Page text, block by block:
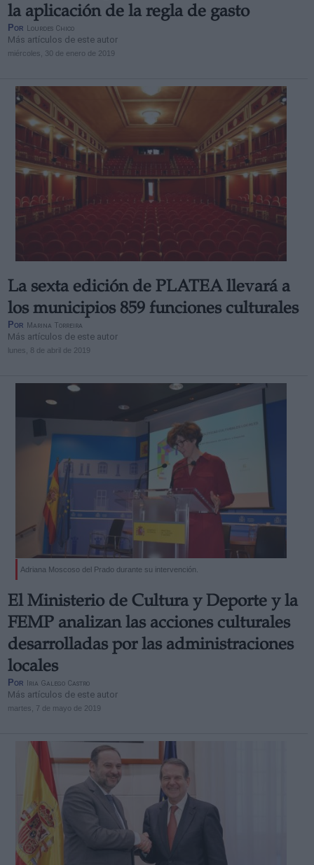
la aplicación de la regla de gasto
Por Lourdes Chico
Más artículos de este autor
miércoles, 30 de enero de 2019
La sexta edición de PLATEA llevará a
los municipios 859 funciones culturales
Por Marina Torreira
Más artículos de este autor
lunes, 8 de abril de 2019
Adriana Moscoso del Prado durante su intervención.
El Ministerio de Cultura y Deporte y la
FEMP analizan las acciones culturales
desarrolladas por las administraciones
locales
Por Iria Galego Castro
Más artículos de este autor
martes, 7 de mayo de 2019
link
Información adicional
link